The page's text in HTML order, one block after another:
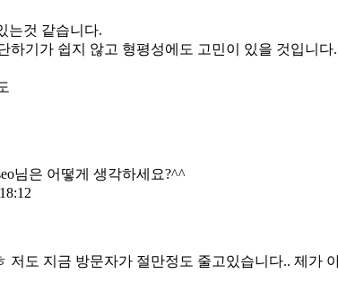
는것 같습니다.
기가 쉽지 않고 형평성에도 고민이 있을 것입니
님은 어떻게 생각하세요?^^
도 지금 방문자가 절만정도 줄고있습니다.. 제가